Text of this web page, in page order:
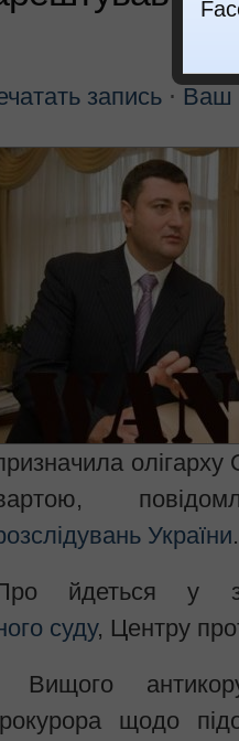
запись ⋅ Ваш
України.
йдеться у
суду, Центру
Вищого
щодо